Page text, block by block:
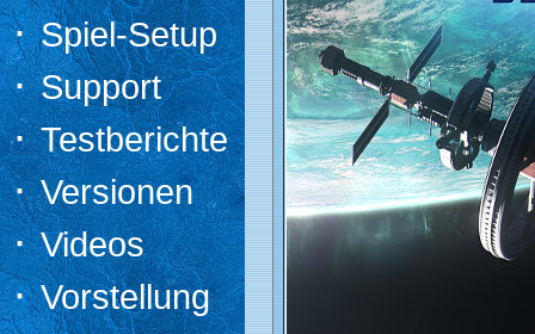
·Spiel-Setup
·Support
·Testberichte
·Versionen
·Videos
·Vorstellung